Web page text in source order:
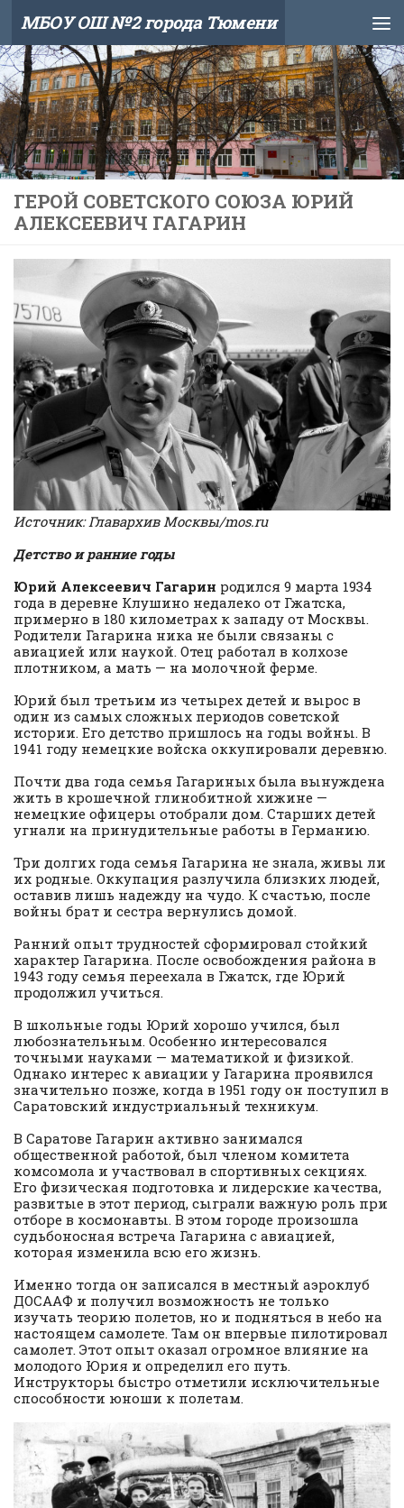
Skip to content
МБОУ ОШ №2 города Тюмени
ГЕРОЙ СОВЕТСКОГО СОЮЗА ЮРИЙ
АЛЕКСЕЕВИЧ ГАГАРИН
Источник: Главархив Москвы/mos.ru
Детство и ранние годы
Юрий Алексеевич Гагарин родился 9 марта 1934
года в деревне Клушино недалеко от Гжатска,
примерно в 180 километрах к западу от Москвы.
Родители Гагарина ника не были связаны с
авиацией или наукой. Отец работал в колхозе
плотником, а мать — на молочной ферме.
Юрий был третьим из четырех детей и вырос в
один из самых сложных периодов советской
истории. Его детство пришлось на годы войны. В
1941 году немецкие войска оккупировали деревню.
Почти два года семья Гагариных была вынуждена
жить в крошечной глинобитной хижине —
немецкие офицеры отобрали дом. Старших детей
угнали на принудительные работы в Германию.
Три долгих года семья Гагарина не знала, живы ли
их родные. Оккупация разлучила близких людей,
оставив лишь надежду на чудо. К счастью, после
войны брат и сестра вернулись домой.
Ранний опыт трудностей сформировал стойкий
характер Гагарина. После освобождения района в
1943 году семья переехала в Гжатск, где Юрий
продолжил учиться.
В школьные годы Юрий хорошо учился, был
любознательным. Особенно интересовался
точными науками — математикой и физикой.
Однако интерес к авиации у Гагарина проявился
значительно позже, когда в 1951 году он поступил в
Саратовский индустриальный техникум.
В Саратове Гагарин активно занимался
общественной работой, был членом комитета
комсомола и участвовал в спортивных секциях.
Его физическая подготовка и лидерские качества,
развитые в этот период, сыграли важную роль при
отборе в космонавты. В этом городе произошла
судьбоносная встреча Гагарина с авиацией,
которая изменила всю его жизнь.
Именно тогда он записался в местный аэроклуб
ДОСААФ и получил возможность не только
изучать теорию полетов, но и подняться в небо на
настоящем самолете. Там он впервые пилотировал
самолет. Этот опыт оказал огромное влияние на
молодого Юрия и определил его путь.
Инструкторы быстро отметили исключительные
способности юноши к полетам.